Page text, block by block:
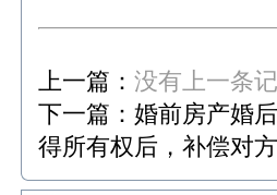
上一篇： 没有上一条
下一篇： 婚前房产婚
得所有权后，补偿对